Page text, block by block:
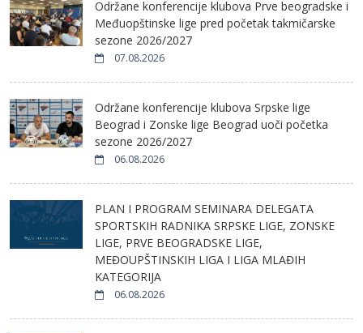
Održane konferencije klubova Prve beogradske i
Međuopštinske lige pred početak takmičarske
sezone 2026/2027
07.08.2026
Održane konferencije klubova Srpske lige
Beograd i Zonske lige Beograd uoči početka
sezone 2026/2027
06.08.2026
PLAN I PROGRAM SEMINARA DELEGATA
SPORTSKIH RADNIKA SRPSKE LIGE, ZONSKE
LIGE, PRVE BEOGRADSKE LIGE,
MEĐOUPŠTINSKIH LIGA I LIGA MLAĐIH
KATEGORIJA
06.08.2026